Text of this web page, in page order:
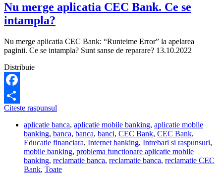
Nu merge aplicatia CEC Bank. Ce se
intampla?
Nu merge aplicatia CEC Bank: “Runteime Error” la apelarea
paginii. Ce se intampla? Sunt sanse de reparare? 13.10.2022
Distribuie
Facebook
Share
Citeste raspunsul
aplicatia
CEC
Bank.
Ce
se
intampla?
aplicatie banca, aplicatie mobile banking, aplicatie mobile
banking, banca, banca, banci, CEC Bank, CEC Bank,
Educatie financiara, Internet banking, Intrebari si raspunsuri,
mobile banking, problema functionare aplicatie mobile
banking, reclamatie banca, reclamatie banca, reclamatie CEC
Bank, Toate